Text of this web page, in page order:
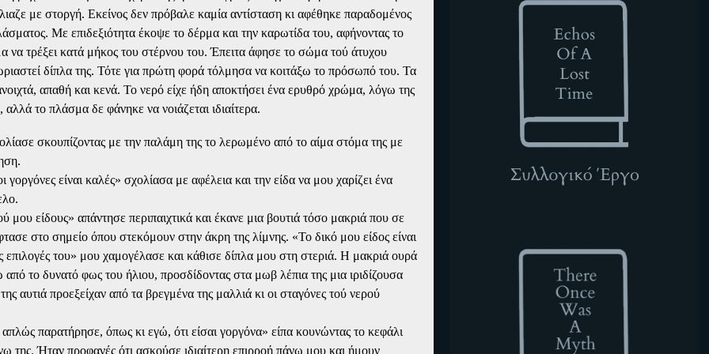
με στοργή. Εκείνος δεν πρόβαλε καμία αντίσταση κι αφέθηκε παραδομένος
Με επιδεξιότητα έκοψε το δέρμα και την καρωτίδα του, αφήνοντας το
να τρέξει κατά μήκος του στέρνου του. Έπειτα άφησε το σώμα τού άτυχου
δίπλα της. Τότε για πρώτη φορά τόλμησα να κοιτάξω το πρόσωπό του. Τα
απαθή και κενά. Το νερό είχε ήδη αποκτήσει ένα ερυθρό χρώμα, λόγω της
αλλά το πλάσμα δε φάνηκε να νοιάζεται ιδιαίτερα.
σκουπίζοντας με την παλάμη της το λερωμένο από το αίμα στόμα της με
γοργόνες είναι καλές» σχολίασα με αφέλεια και την είδα να μου χαρίζει ένα
μου είδους» απάντησε περιπαιχτικά και έκανε μια βουτιά τόσο μακριά που σε
στο σημείο όπου στεκόμουν στην άκρη της λίμνης. «Το δικό μου είδος είναι
επιλογές του» μου χαμογέλασε και κάθισε δίπλα μου στη στεριά. Η μακριά ουρά
το δυνατό φως του ήλιου, προσδίδοντας στα μωβ λέπια της μια ιριδίζουσα
αυτιά προεξείχαν από τα βρεγμένα της μαλλιά κι οι σταγόνες τού νερού
παρατήρησε, όπως κι εγώ, ότι είσαι γοργόνα» είπα κουνώντας το κεφάλι
Ήταν προφανές ότι ασκούσε ιδιαίτερη επιρροή πάνω μου και ήμουν